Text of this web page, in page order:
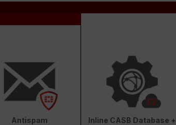
Antispam
Inline CASB Database +